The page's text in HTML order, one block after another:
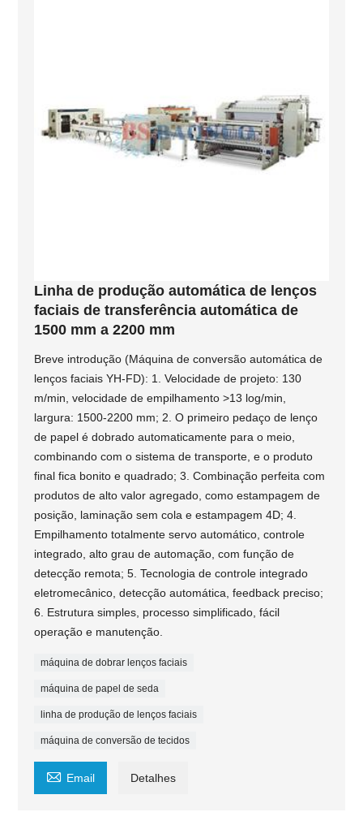
Linha de produção automática de lenços
faciais de transferência automática de
1500 mm a 2200 mm
Breve introdução (Máquina de conversão automática de
lenços faciais YH-FD): 1. Velocidade de projeto: 130
m/min, velocidade de empilhamento >13 log/min,
largura: 1500-2200 mm; 2. O primeiro pedaço de lenço
de papel é dobrado automaticamente para o meio,
combinando com o sistema de transporte, e o produto
final fica bonito e quadrado; 3. Combinação perfeita com
produtos de alto valor agregado, como estampagem de
posição, laminação sem cola e estampagem 4D; 4.
Empilhamento totalmente servo automático, controle
integrado, alto grau de automação, com função de
detecção remota; 5. Tecnologia de controle integrado
eletromecânico, detecção automática, feedback preciso;
6. Estrutura simples, processo simplificado, fácil
operação e manutenção.
máquina de dobrar lenços faciais
máquina de papel de seda
linha de produção de lenços faciais
máquina de conversão de tecidos
 Email Detalhes